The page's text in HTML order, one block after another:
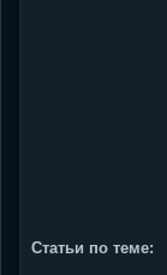
Статьи по теме: